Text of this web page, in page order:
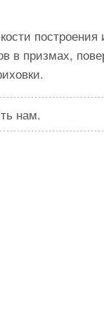
построения
в призмах,
нам.